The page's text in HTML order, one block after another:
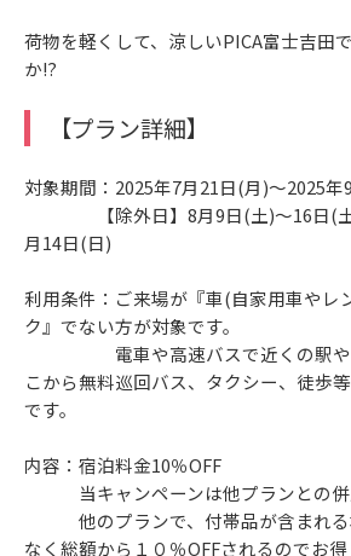
荷物を軽くして、涼しいPICA富士吉田
か⁉
【プラン詳細】
対象期間：2025年7月21日(月)～2025年
【除外日】8月9日(土)～16日(土)
月14日(日)
利用条件：ご来場が『車(自家用車やレ
ク』でない方が対象です。
電車や高速バスで近くの駅やバ
こから無料巡回バス、タクシー、徒歩
です。
内容：宿泊料金10％OFF
当キャンペーンは他プランとの併
他のプランで、付帯品が含まれる
なく総額から１０％OFFされるのでお得